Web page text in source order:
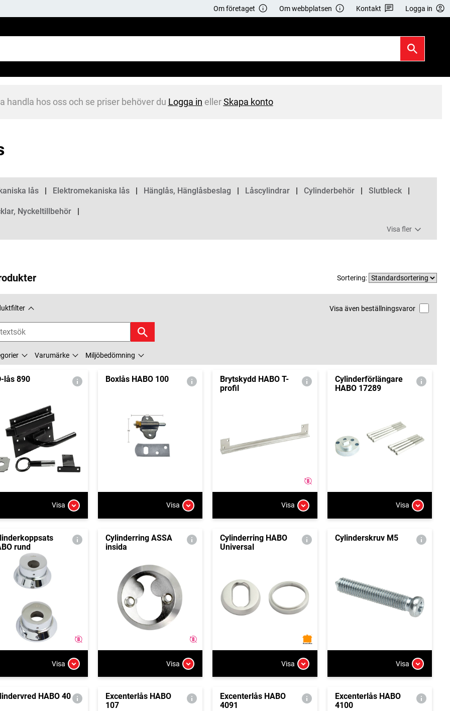
Om företaget Om webbplatsen Kontakt Logga in
handla hos oss och se priser behöver du Logga in ellerSkapa konto
lås Elektromekaniska lås Hänglås, Hänglåsbeslag Låscylindrar Cylinderbehör Slutbleck
Nyckeltillbehör
Visa fler
Sortering:
Visa även beställningsvaror
Varumärke Miljöbedömning
lås 890
Visa
Boxlås HABO 100
Visa
Brytskydd HABO T-
profil
Visa
Cylinderförlängare
HABO 17289
Visa
rund
Visa
Cylinderring ASSA
insida
Visa
Cylinderring HABO
Universal
Visa
Cylinderskruv M5
Visa
HABO 40
Excenterlås HABO
107
Excenterlås HABO
4091
Excenterlås HABO
4100